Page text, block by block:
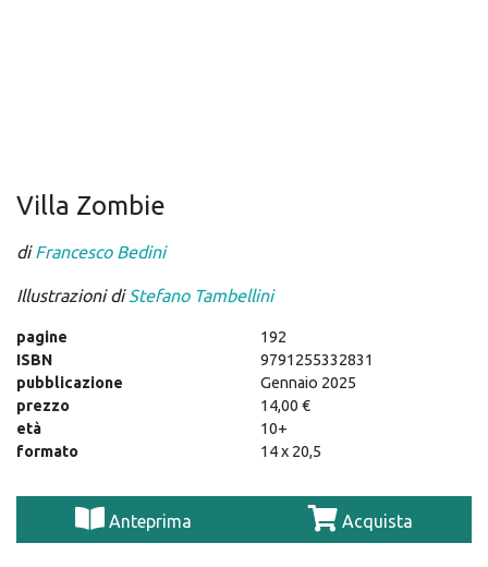
Villa Zombie
diFrancesco Bedini
Illustrazioni diStefano Tambellini
pagine
192
ISBN
9791255332831
pubblicazione
Gennaio 2025
prezzo
14,00 €
età
10+
formato
14 x 20,5
Anteprima Acquista